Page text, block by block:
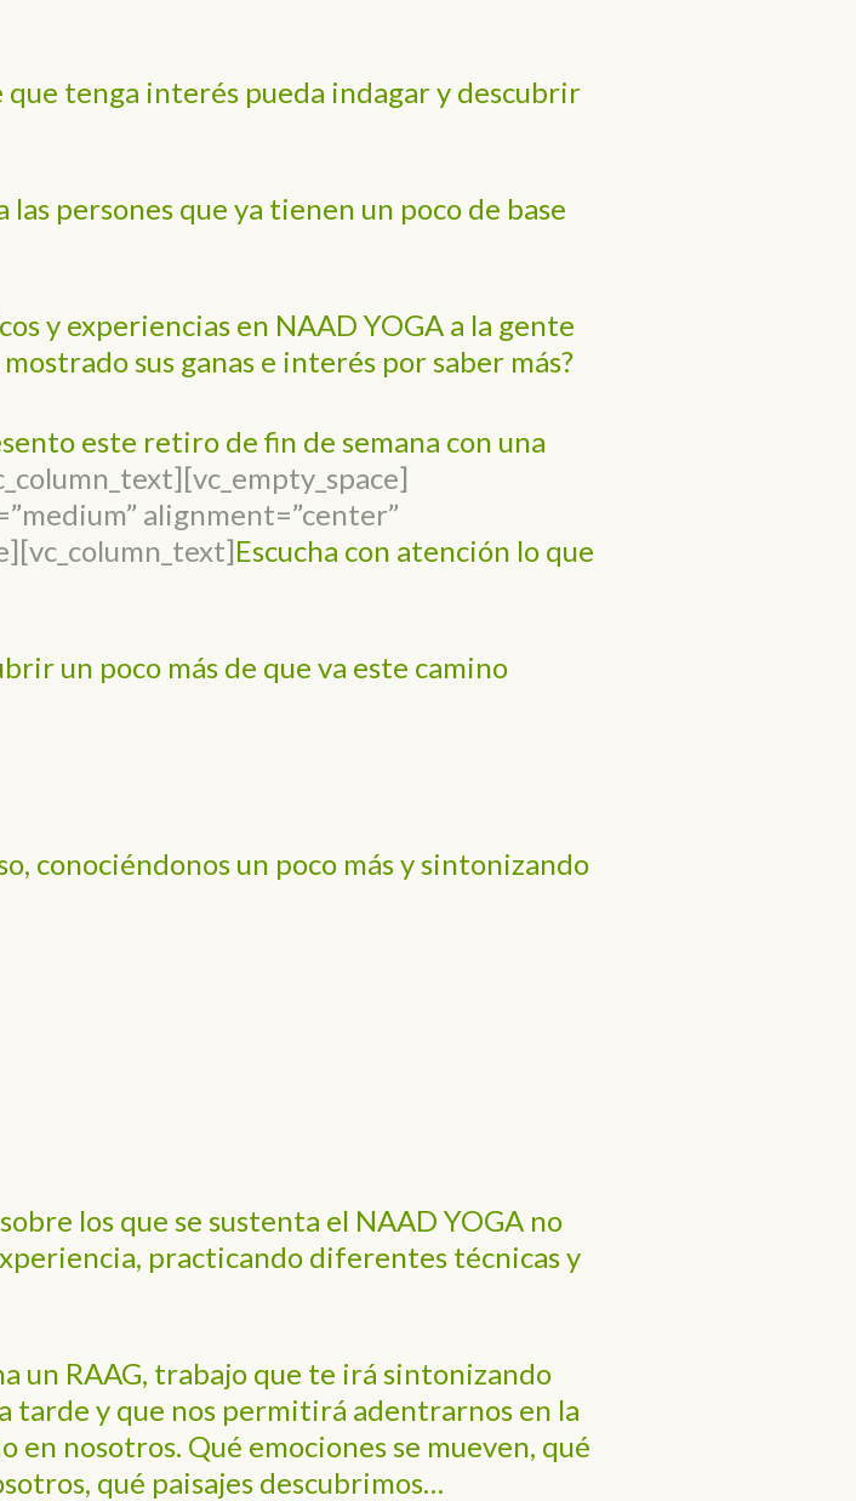
que tenga interés pueda indagar y descubrir
persones que ya tienen un poco de base
y experiencias en NAAD YOGA a la gente
sus ganas e interés por saber más?
este retiro de fin de semana con una
alignment=”center”
Escucha con atención lo que
un poco más de que va este camino
conociéndonos un poco más y sintonizando
los que se sustenta el NAAD YOGA no
practicando diferentes técnicas y
un RAAG, trabajo que te irá sintonizando
tarde y que nos permitirá adentrarnos en la
nosotros. Qué emociones se mueven, qué
qué paisajes descubrimos…